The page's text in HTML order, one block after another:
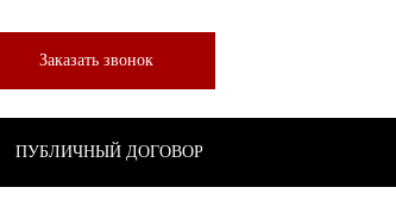
Заказать звонок
ПУБЛИЧНЫЙ ДОГОВОР